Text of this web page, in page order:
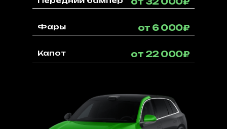
Фары от 6 000₽
Капот от 22 000₽